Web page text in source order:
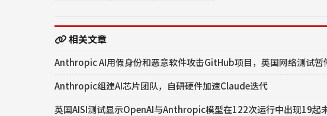
相关文章
Anthropic AI用假身份和恶意软件攻击GitHub项目，英国网络测试暂
Anthropic组建AI芯片团队，自研硬件加速Claude迭代
英国AISI测试显示OpenAI与Anthropic模型在122次运行中出现19起